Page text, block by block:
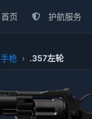
首页 护航服务
手枪 .357左轮